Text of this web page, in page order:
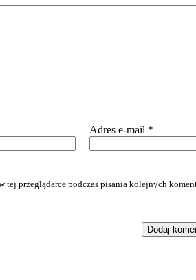
Adres e-mail *
tej przeglądarce podczas pisania kolejnych